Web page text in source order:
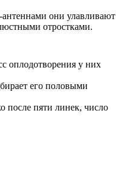
они улавливают
отростками.
оплодотворения у них
его половыми
после пяти линек, число